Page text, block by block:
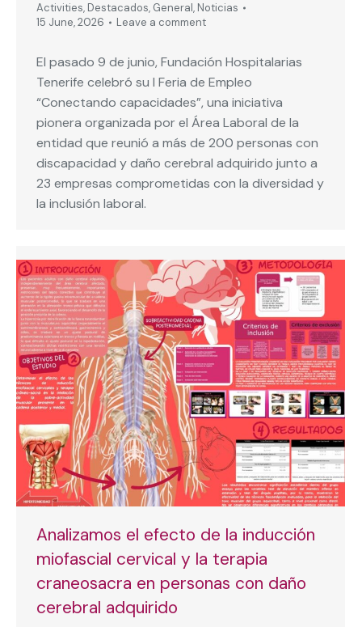
Activities, Destacados, General, Noticias
15 June, 2026
Leave a comment
El pasado 9 de junio, Fundación Hospitalarias
Tenerife celebró su I Feria de Empleo
“Conectando capacidades”, una iniciativa
pionera organizada por el Área Laboral de la
entidad que reunió a más de 200 personas con
discapacidad y daño cerebral adquirido junto a
23 empresas comprometidas con la diversidad y
la inclusión laboral.
Analizamos el efecto de la inducción
miofascial cervical y la terapia
craneosacra en personas con daño
cerebral adquirido